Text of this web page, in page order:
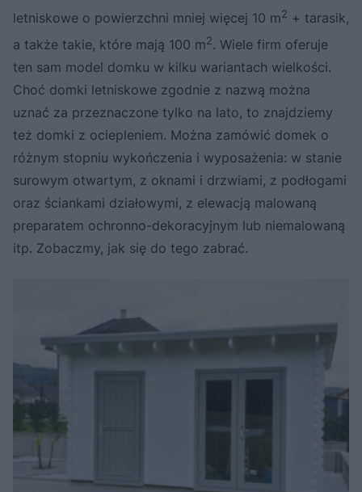
letniskowe o powierzchni mniej więcej 10 m2 + tarasik,
a także takie, które mają 100 m2. Wiele firm oferuje
ten sam model domku w kilku wariantach wielkości.
Choć domki letniskowe zgodnie z nazwą można
uznać za przeznaczone tylko na lato, to znajdziemy
też domki z ociepleniem. Można zamówić domek o
różnym stopniu wykończenia i wyposażenia: w stanie
surowym otwartym, z oknami i drzwiami, z podłogami
oraz ściankami działowymi, z elewacją malowaną
preparatem ochronno-dekoracyjnym lub niemalowaną
itp. Zobaczmy, jak się do tego zabrać.